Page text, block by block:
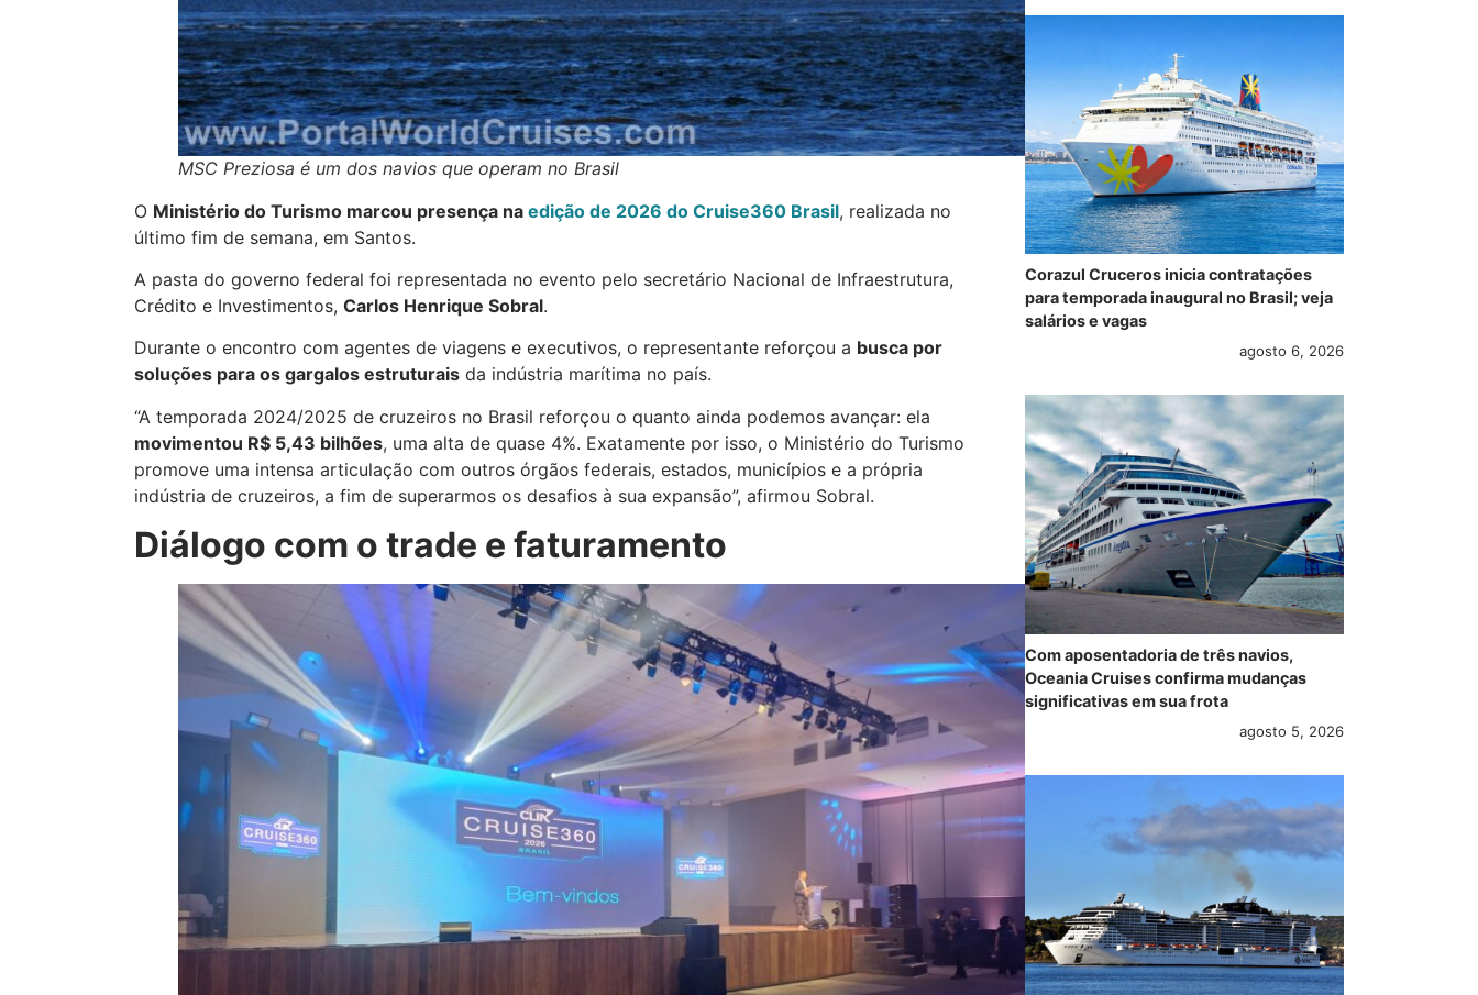
MSC Preziosa é um dos navios que operam no Brasil
O Ministério do Turismo marcou presença na edição de 2026 do Cruise360 Brasil, realizada no
último fim de semana, em Santos.
A pasta do governo federal foi representada no evento pelo secretário Nacional de Infraestrutura,
Crédito e Investimentos, Carlos Henrique Sobral.
Durante o encontro com agentes de viagens e executivos, o representante reforçou a busca por
soluções para os gargalos estruturais da indústria marítima no país.
“A temporada 2024/2025 de cruzeiros no Brasil reforçou o quanto ainda podemos avançar: ela
movimentou R$ 5,43 bilhões, uma alta de quase 4%. Exatamente por isso, o Ministério do Turismo
promove uma intensa articulação com outros órgãos federais, estados, municípios e a própria
indústria de cruzeiros, a fim de superarmos os desafios à sua expansão”, afirmou Sobral.
Diálogo com o trade e faturamento
Corazul Cruceros inicia contratações
para temporada inaugural no Brasil; veja
salários e vagas
agosto 6, 2026
Com aposentadoria de três navios,
Oceania Cruises confirma mudanças
significativas em sua frota
agosto 5, 2026